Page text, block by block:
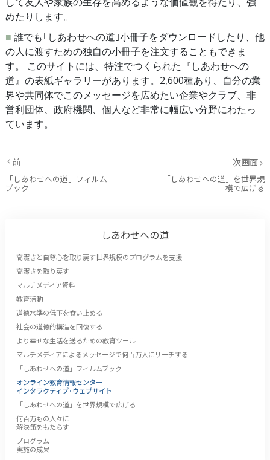
めたりします。
■ 誰でも｢しあわせへの道｣小冊子をダウンロードしたり、他
の人に渡すための独自の小冊子を注文することもできま
す。
このサイトには、特注でつくられた『しあわせへの
道』の表紙ギャラリーがあります。2,600種あり、自分の業
界や共同体でこのメッセージを広めたい企業やクラブ、非
営利団体、政府機関、個人など非常に幅広い分野にわたっ
ています。
前
「しあわせへの道」フィルム
ブック
次画面
「しあわせへの道」を世界規
模で広げる
しあわせへの道
高潔さと自尊心を取り戻す世界規模のプログラムを支援
高潔さを取り戻す
マルチメディア資料
教育活動
道徳水準の低下を食い止める
社会の道徳的構造を回復する
より幸せな生活を送るための教育ツール
マルチメディアによるメッセージで何百万人にリーチする
「しあわせへの道」フィルムブック
オンライン教育情報センター
インタラクティブ･ウェブサイト
「しあわせへの道」を世界規模で広げる
何百万もの人々に
解決策をもたらす
プログラム
実施の成果